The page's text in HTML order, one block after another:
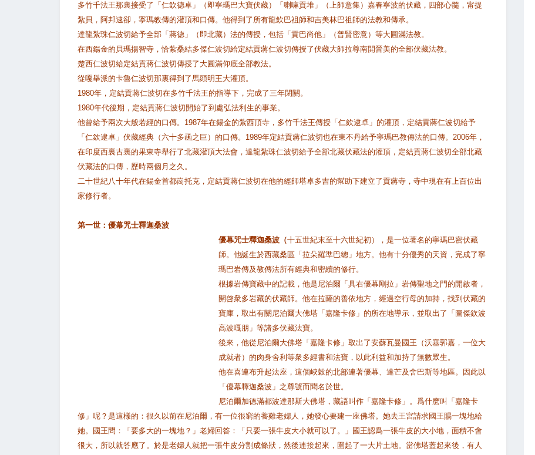
多竹千法王那裏接受了「仁欽德卓」（即寧瑪巴大寶伏藏）「喇嘛貢堆」（上師意集）嘉春寧波的伏藏，四部心髓，甯提
紮貝，阿邦逮卻，寧瑪教傳的灌頂和口傳。他得到了所有龍欽巴祖師和吉美林巴祖師的法教和傳承。
達龍紮珠仁波切給予全部「蔣德」（即北藏）法的傳授，包括「貢巴尚他」（普賢密意）等大圓滿法教。
在西鍚金的貝瑪揚智寺，恰紮桑結多傑仁波切給定結貢蔣仁波切傳授了伏藏大師拉尊南開晉美的全部伏藏法教。
楚西仁波切給定結貢蔣仁波切傳授了大圓滿仰底全部教法。
從嘎舉派的卡魯仁波切那裏得到了馬頭明王大灌頂。
1980年，定結貢蔣仁波切在多竹千法王的指導下，完成了三年閉關。
1980年代後期，定結貢蔣仁波切開始了到處弘法利生的事業。
他曾給予兩次大般若經的口傳。1987年在鍚金的紮西頂寺，多竹千法王傳授「仁欽逮卓」的灌頂，定結貢蔣仁波切給予
「仁欽逮卓」伏藏經典（六十多函之巨）的口傳。1989年定結貢蔣仁波切也在東不丹給予寧瑪巴教傳法的口傳。2006年，
在印度西裏古裏的果東寺舉行了北藏灌頂大法會，達龍紮珠仁波切給予全部北藏伏藏法的灌頂，定結貢蔣仁波切全部北藏
伏藏法的口傳，歷時兩個月之久。
二十世紀八十年代在鍚金首都崗托克，定結貢蔣仁波切在他的經師塔卓多吉的幫助下建立了貢蔣寺，寺中現在有上百位出
家修行者。
第一世：優幕咒士釋迦桑波
優幕咒士釋迦桑波（十五世紀末至十六世紀初），是一位著名的寧瑪巴密伏藏
師。他誕生於西藏桑區「拉朵羅準巴總」地方。他有十分優秀的天資，完成了寧
瑪巴岩傳及教傳法所有經典和密續的修行。
根據岩傳寶藏中的記載，他是尼泊爾「具右優幕剛拉」岩傳聖地之門的開啟者，
開啓衆多岩藏的伏藏師。他在拉薩的善依地方，經過空行母的加持，找到伏藏的
寶庫，取出有關尼泊爾大佛塔「嘉隆卡修」的所在地導示，並取出了「圖傑欽波
高波嘎朋」等諸多伏藏法寶。
後來，他從尼泊爾大佛塔「嘉隆卡修」取出了安蘇瓦曼國王（沃塞郭嘉，一位大
成就者）的肉身舍利等衆多經書和法寶，以此利益和加持了無數眾生。
他在喜連布升起法座，這個峽穀的北部連著優幕、達芒及舍巴斯等地區。因此以
「優幕釋迦桑波」之尊號而聞名於世。
尼泊爾加德滿都波達那斯大佛塔，藏語叫作「嘉隆卡修」。爲什麽叫「嘉隆卡
修」呢？是這樣的：很久以前在尼泊爾，有一位很窮的養雞老婦人，她發心要建一座佛塔。她去王宮請求國王賜一塊地給
她。國王問：「要多大的一塊地？」老婦回答：「只要一張牛皮大小就可以了。」國王認爲一張牛皮的大小地，面積不會
很大，所以就答應了。於是老婦人就把一張牛皮分割成條狀，然後連接起來，圍起了一大片土地。當佛塔蓋起來後，有人